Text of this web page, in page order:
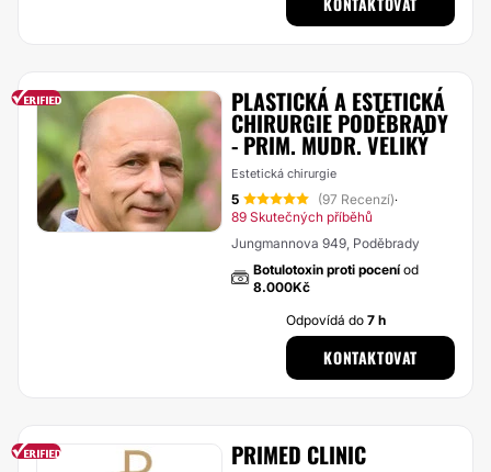
PLASTICKÁ A ESTETICKÁ
CHIRURGIE PODĚBRADY
- PRIM. MUDR. VELIKÝ
Estetická chirurgie
5 (97 Recenzí)·
89 Skutečných příběhů
Jungmannova 949, Poděbrady
Botulotoxin proti poceníod
8.000Kč
Odpovídá do7 h
KONTAKTOVAT
PRIMED CLINIC